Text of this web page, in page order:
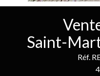
Saint-
Réf.